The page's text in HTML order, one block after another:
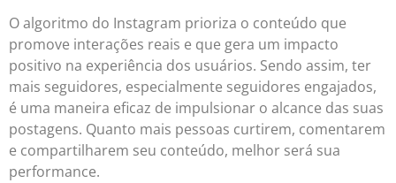
O algoritmo do Instagram prioriza o conteúdo que
promove interações reais e que gera um impacto
positivo na experiência dos usuários. Sendo assim, ter
mais seguidores, especialmente seguidores engajados,
é uma maneira eficaz de impulsionar o alcance das suas
postagens. Quanto mais pessoas curtirem, comentarem
e compartilharem seu conteúdo, melhor será sua
performance.